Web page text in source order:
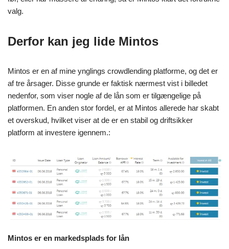
valg.
Derfor kan jeg lide Mintos
Mintos er en af mine ynglings crowdlending platforme, og det er
af tre årsager. Disse grunde er faktisk nærmest vist i billedet
nedenfor, som viser nogle af de lån som er tilgængelige på
platformen. En anden stor fordel, er at Mintos allerede har skabt
et overskud, hvilket viser at de er en stabil og driftsikker
platform at investere igennem.:
Mintos er en markedsplads for lån